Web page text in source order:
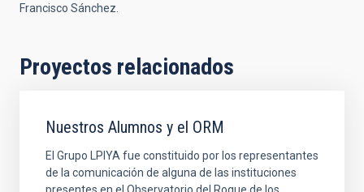
Francisco Sánchez.
Proyectos relacionados
Nuestros Alumnos y el ORM
El Grupo LPIYA fue constituido por los representantes
de la comunicación de alguna de las instituciones